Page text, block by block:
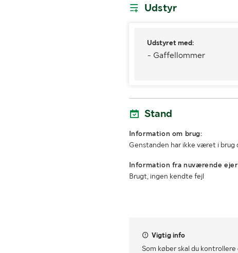
Udstyr
Udstyret med:
- Gaffellommer
Stand
Information om brug:
Genstanden har ikke været i brug
Information fra nuværende
Brugt, ingen kendte fejl
Vigtig info
Som køber skal du